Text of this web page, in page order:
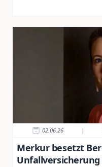
02.06.26 |
Merkur besetzt